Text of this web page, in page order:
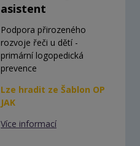
asistent
Podpora přirozeného
rozvoje řeči u dětí -
primární logopedická
prevence
Lze hradit ze Šablon OP
JAK
Více informací